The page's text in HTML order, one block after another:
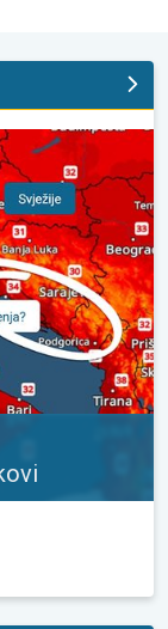
toplije. . .